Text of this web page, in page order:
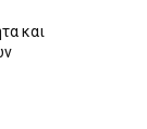
και